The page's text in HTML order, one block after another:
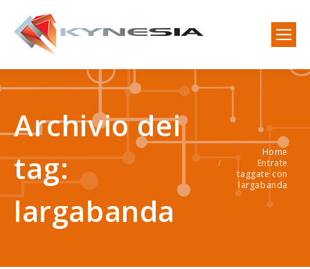
Archivio dei
tag:
largabanda
Tu sei qui:
Home
Entrate
taggate con
largabanda